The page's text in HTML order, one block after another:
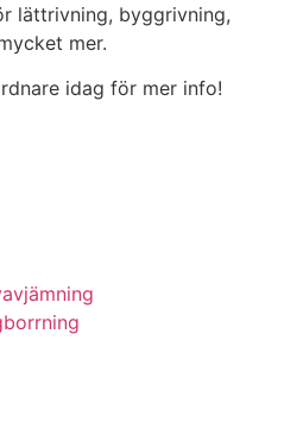
lättrivning, byggrivning,
mer.
idag för mer info!